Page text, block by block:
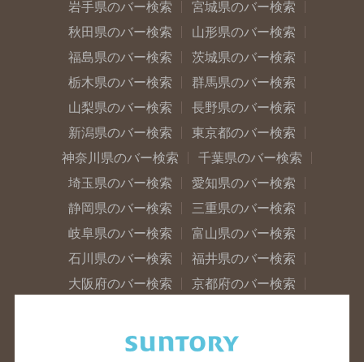
岩手県のバー検索
宮城県のバー検索
秋田県のバー検索
山形県のバー検索
福島県のバー検索
茨城県のバー検索
栃木県のバー検索
群馬県のバー検索
山梨県のバー検索
長野県のバー検索
新潟県のバー検索
東京都のバー検索
神奈川県のバー検索
千葉県のバー検索
埼玉県のバー検索
愛知県のバー検索
静岡県のバー検索
三重県のバー検索
岐阜県のバー検索
富山県のバー検索
石川県のバー検索
福井県のバー検索
大阪府のバー検索
京都府のバー検索
滋賀県のバー検索
和歌山県のバー検索